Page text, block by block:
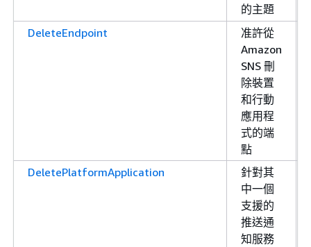
的主題
DeleteEndpoint
准許從
Amazon
SNS 刪
除裝置
和行動
應用程
式的端
點
DeletePlatformApplication
針對其
中一個
支援的
推送通
知服務